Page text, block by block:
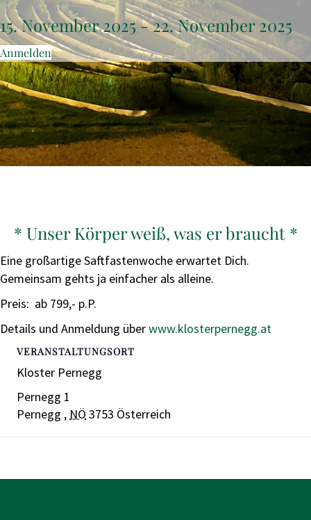
15. November 2025-22. November 2025
Anmelden
* Unser Körper weiß, was er braucht *
Eine großartige Saftfastenwoche erwartet Dich.
Gemeinsam gehts ja einfacher als alleine.
Preis: ab 799,- p.P.
Details und Anmeldung überwww.klosterpernegg.at
VERANSTALTUNGSORT
Kloster Pernegg
Pernegg 1
Pernegg , NÖ 3753 Österreich